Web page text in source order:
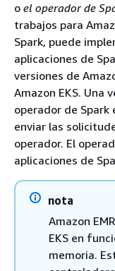
o el operador de
trabajos para
Spark, puede
aplicaciones de
versiones de
Amazon EKS. Una
operador de Spark
enviar las
operador. El
aplicaciones de
nota
Amazon
EKS en
memoria.